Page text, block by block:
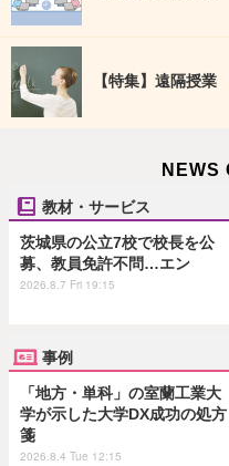
【特集】遠隔授業
NEWS
教材・サービス
茨城県の公立7校で校長を公
募、教員免許不問…エン
2026.8.7 Fri 19:15
事例
「地方・単科」の室蘭工業大
学が示した大学DX成功の処方
箋
2026.8.4 Tue 12:15